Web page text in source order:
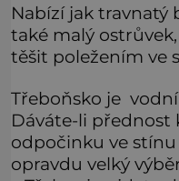
Nabízí jak travnatý
také malý
těšit poležením ve
Třeboňsko je
Dáváte-li přednost
odpočinku ve
opravdu velký